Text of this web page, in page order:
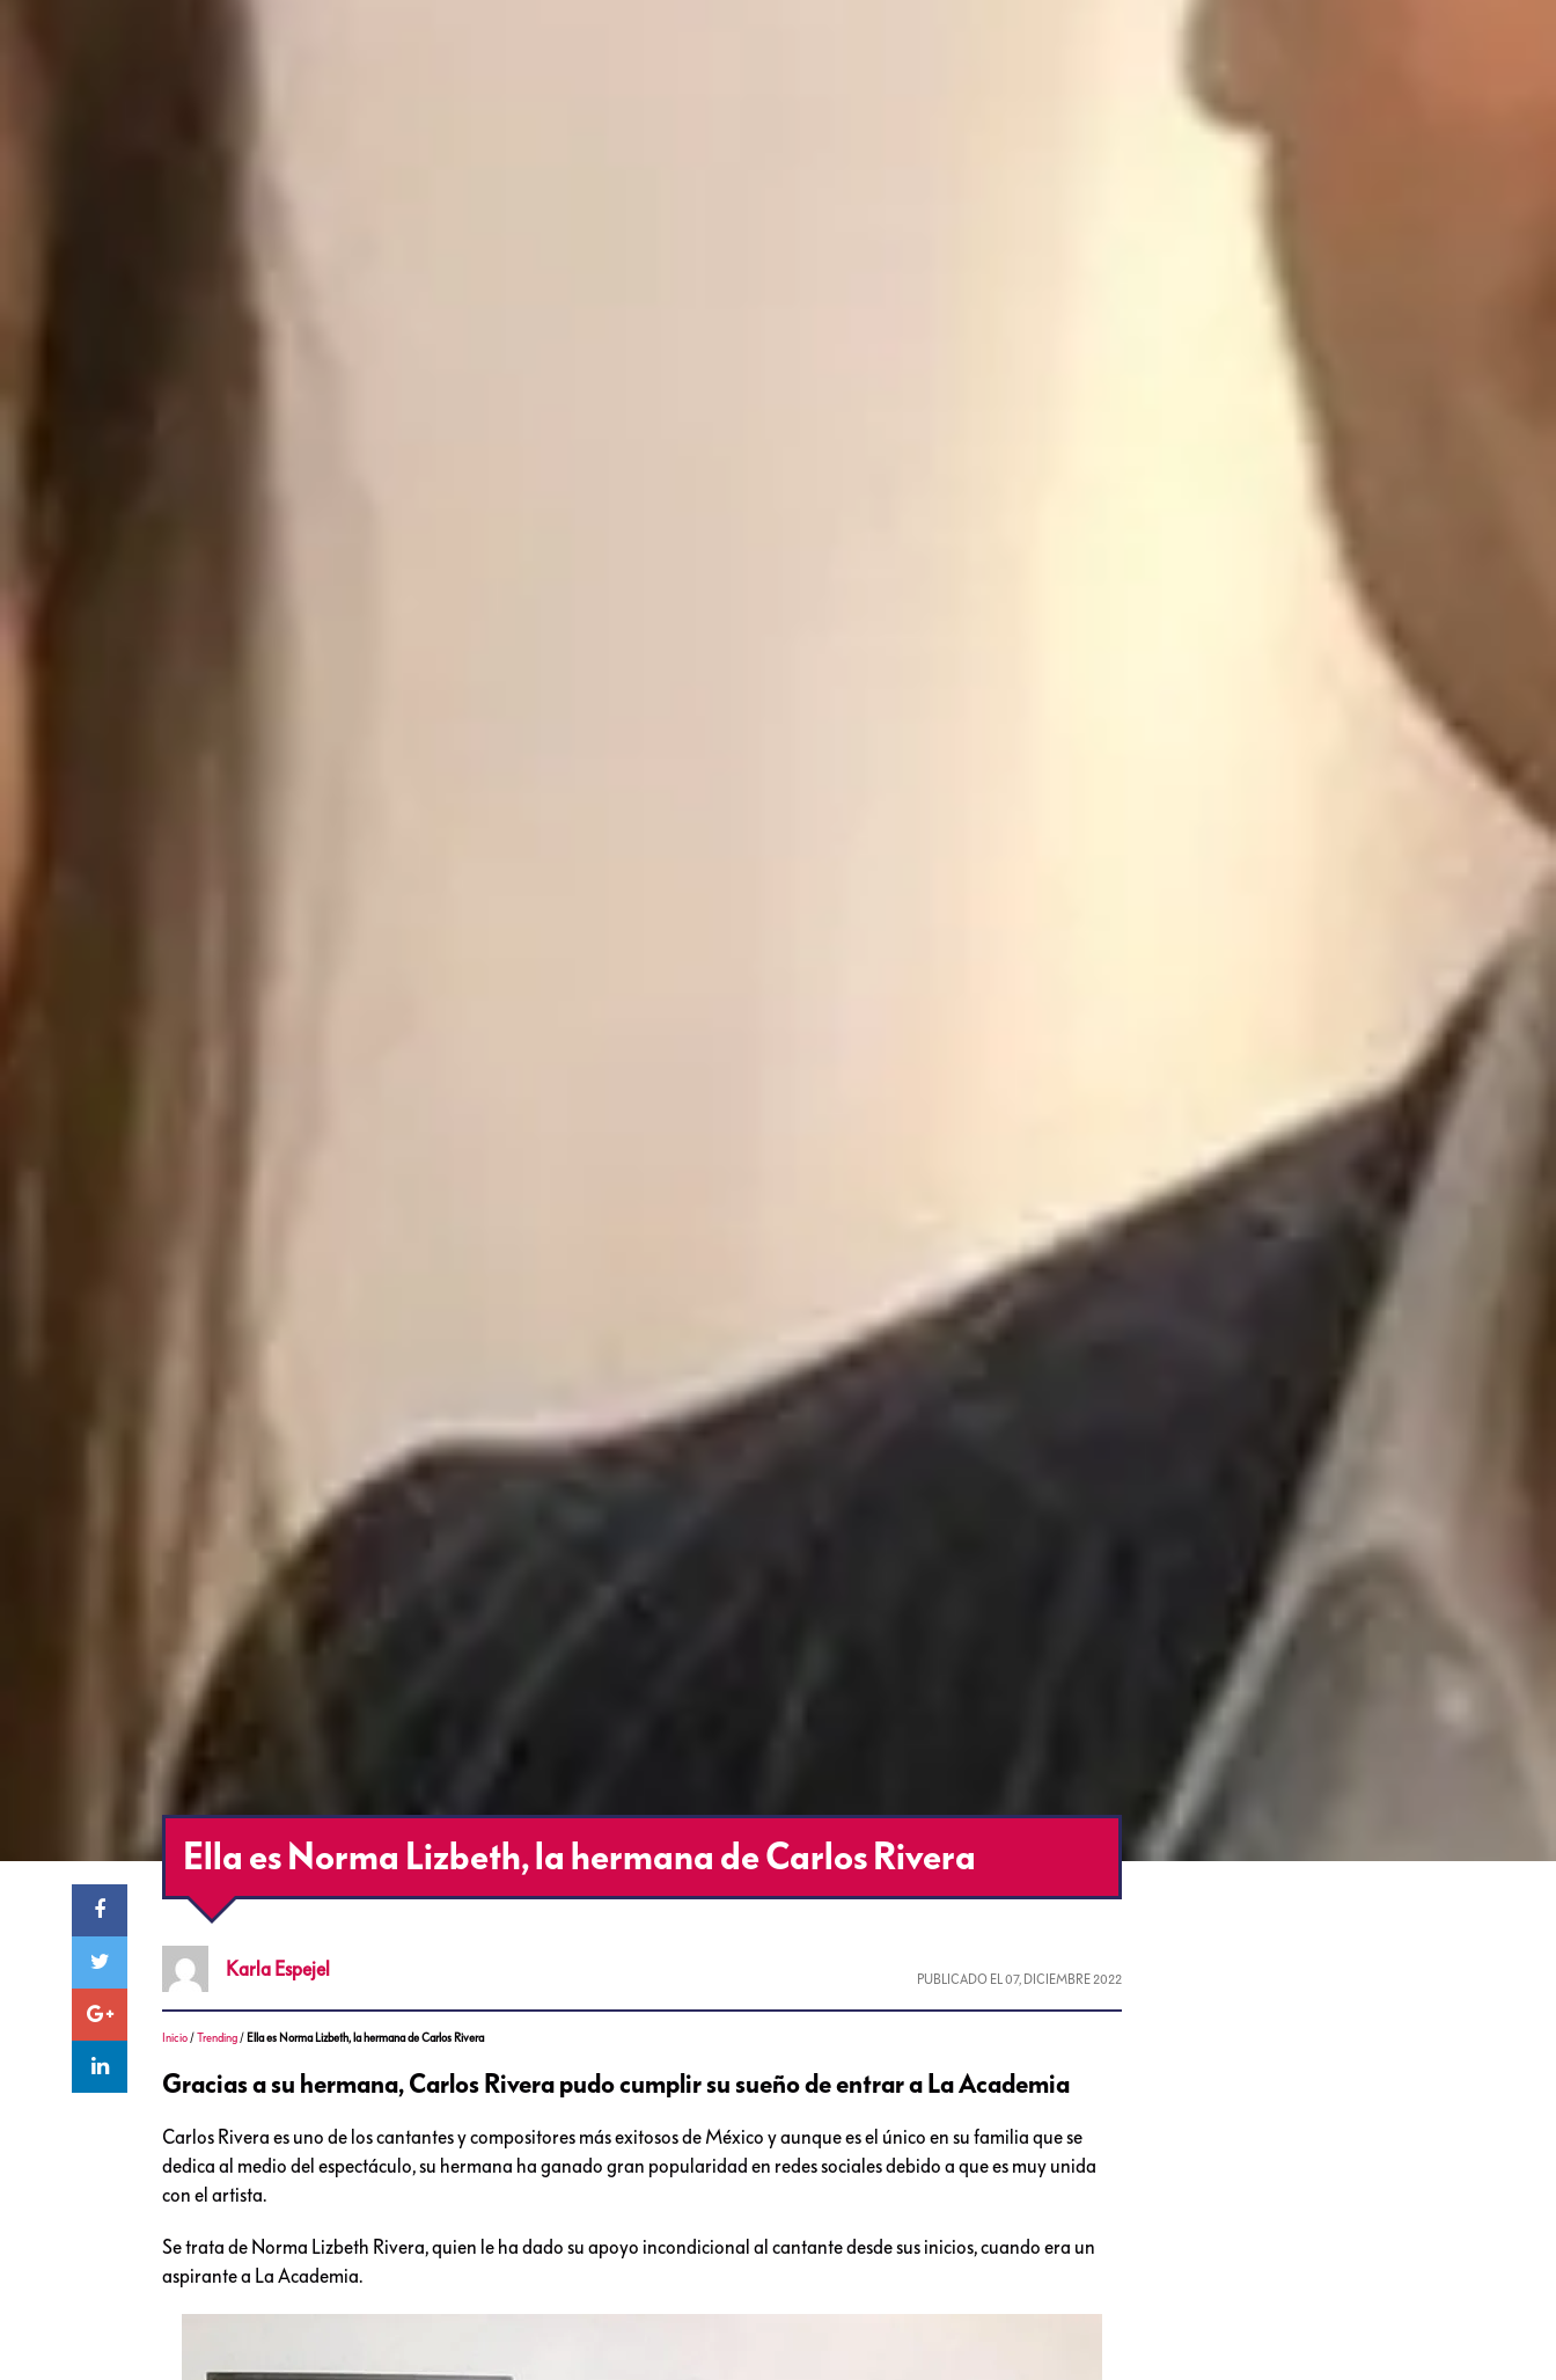
Ella es Norma Lizbeth, la hermana de Carlos Rivera
Karla Espejel PUBLICADO EL07, DICIEMBRE 2022
Inicio /Trending / Ella es Norma Lizbeth, la hermana de Carlos Rivera
Gracias a su hermana, Carlos Rivera pudo cumplir su sueño de entrar a La Academia
Carlos Rivera es uno de los cantantes y compositores más exitosos de México y aunque es el único en su familia que se
dedica al medio del espectáculo, su hermana ha ganado gran popularidad en redes sociales debido a que es muy unida
con el artista.
Se trata de Norma Lizbeth Rivera, quien le ha dado su apoyo incondicional al cantante desde sus inicios, cuando era un
aspirante a La Academia.